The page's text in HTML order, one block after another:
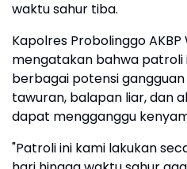
waktu sahur tiba.
Kapolres Probolinggo
mengatakan bahwa
berbagai potensi
tawuran, balapan liar, dan
dapat mengganggu
"Patroli ini kami lakukan